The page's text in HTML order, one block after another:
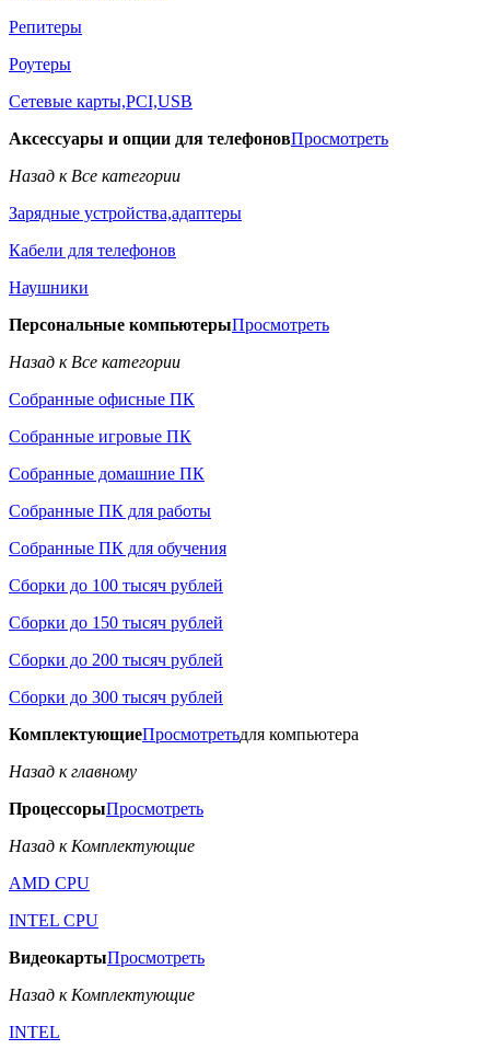
Репитеры
Роутеры
Сетевые карты,PCI,USB
Аксессуары и опции для телефоновПросмотреть
Назад к Все категории
Зарядные устройства,адаптеры
Кабели для телефонов
Наушники
Персональные компьютерыПросмотреть
Назад к Все категории
Собранные офисные ПК
Собранные игровые ПК
Собранные домашние ПК
Собранные ПК для работы
Собранные ПК для обучения
Сборки до 100 тысяч рублей
Сборки до 150 тысяч рублей
Сборки до 200 тысяч рублей
Сборки до 300 тысяч рублей
КомплектующиеПросмотретьдля компьютера
Назад к главному
ПроцессорыПросмотреть
Назад к Комплектующие
AMD CPU
INTEL CPU
ВидеокартыПросмотреть
Назад к Комплектующие
INTEL